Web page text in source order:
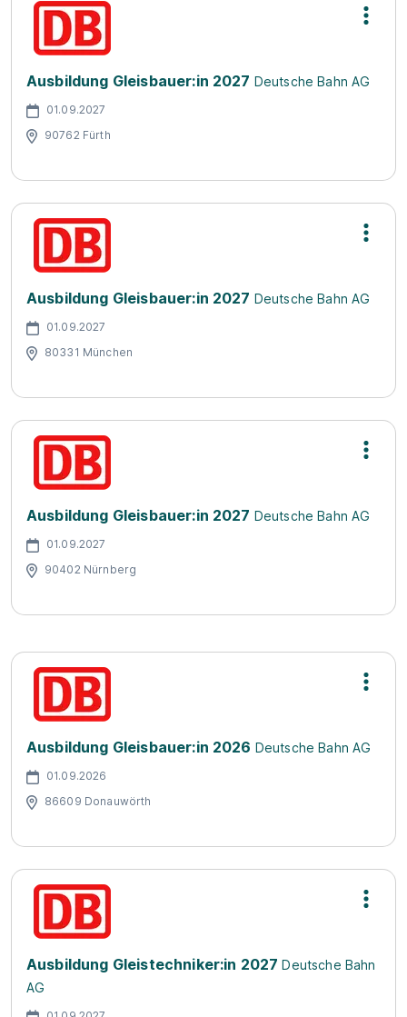
Ausbildung Gleisbauer:in 2027 Deutsche Bahn AG
01.09.2027
90762 Fürth
Ausbildung Gleisbauer:in 2027 Deutsche Bahn AG
01.09.2027
80331 München
Ausbildung Gleisbauer:in 2027 Deutsche Bahn AG
01.09.2027
90402 Nürnberg
Ausbildung Gleisbauer:in 2026 Deutsche Bahn AG
01.09.2026
86609 Donauwörth
Ausbildung Gleistechniker:in 2027 Deutsche Bahn
AG